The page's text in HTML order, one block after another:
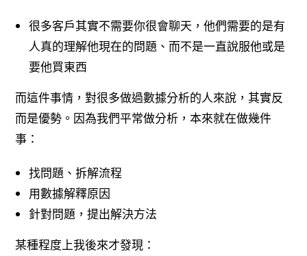
很多客戶其實不需要你很會聊天，他們需要的是有
人真的理解他現在的問題、而不是一直說服他或是
要他買東西
而這件事情，對很多做過數據分析的人來說，其實反
而是優勢。因為我們平常做分析，本來就在做幾件
事：
找問題、拆解流程
用數據解釋原因
針對問題，提出解決方法
某種程度上我後來才發現：